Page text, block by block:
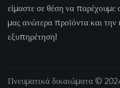
είμαστε σε θέση να παρέχουμε
μας ανώτερα προϊόντα και την
εξυπηρέτηση!
Πνευματικά δικαιώματα ©